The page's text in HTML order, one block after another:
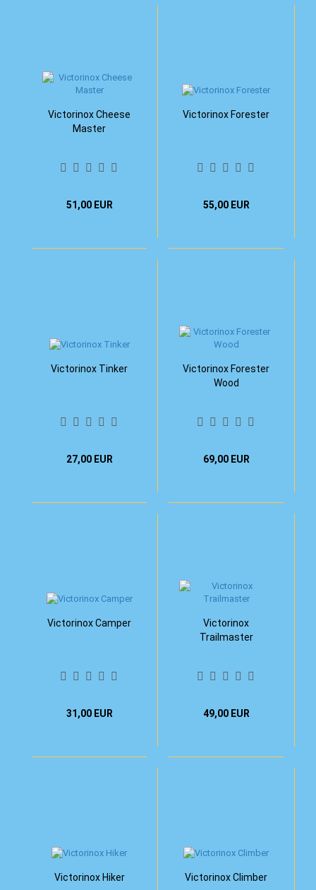
Victorinox Cheese
Master
51,00 EUR
Victorinox Forester
55,00 EUR
Victorinox Tinker
27,00 EUR
Victorinox Forester
Wood
69,00 EUR
Victorinox Camper
31,00 EUR
Victorinox
Trailmaster
49,00 EUR
Victorinox Hiker Victorinox Climber